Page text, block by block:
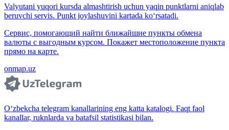
Valyutani yuqori kursda almashtirish uchun yaqin punktlarni aniqlab
beruvchi servis. Punkt joylashuvini kartada ko‘rsatadi.
Сервис, помогающий найти ближайшие пункты обмена
валюты с выгодным курсом. Покажет местоположение пункта
прямо на карте.
onmap.uz
O‘zbekcha telegram kanallarining eng katta katalogi. Faqt faol
kanallar, ruknlarda va batafsil statistikasi bilan.